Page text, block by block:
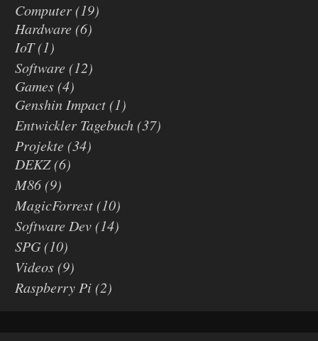
Computer(19)
Hardware(6)
IoT(1)
Software(12)
Games(4)
Genshin Impact(1)
Entwickler Tagebuch(37)
Projekte(34)
DEKZ(6)
M86(9)
MagicForrest(10)
Software Dev(14)
SPG(10)
Videos(9)
Raspberry Pi(2)